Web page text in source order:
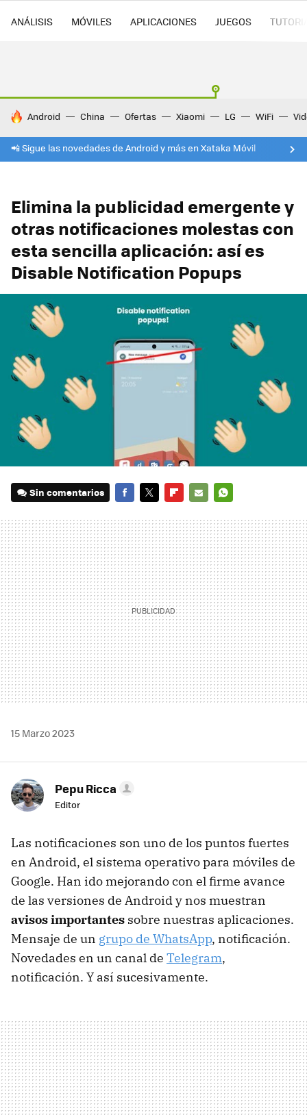
ANÁLISIS MÓVILES APLICACIONES JUEGOS
HOY SE HABLA DE
Android China Ofertas Xiaomi LG WiFi
📲 Sigue las novedades de Android y más en Xataka Móvil
Elimina la publicidad emergente y
otras notificaciones molestas con
esta sencilla aplicación: así es
Disable Notification Popups
Sin comentarios
MAIL
15 Marzo 2023
Pepu Ricca
Editor
Las notificaciones son uno de los puntos fuertes
en Android, el sistema operativo para móviles de
Google. Han ido mejorando con el firme avance
de las versiones de Android y nos muestran
avisos importantes sobre nuestras aplicaciones.
Mensaje de un grupo de WhatsApp, notificación.
Novedades en un canal de Telegram,
notificación. Y así sucesivamente.